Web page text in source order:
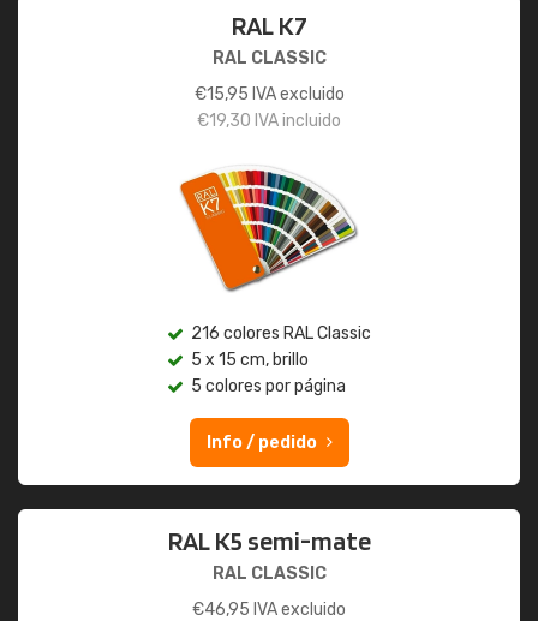
RAL K7
RAL CLASSIC
€15,95 IVA excluido
€19,30 IVA incluido
216 colores RAL Classic
5 x 15 cm, brillo
5 colores por página
Info / pedido
RAL K5 semi-mate
RAL CLASSIC
€46,95 IVA excluido